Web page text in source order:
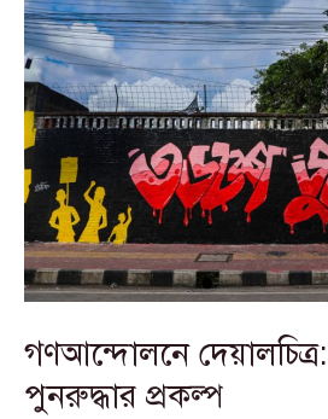
গণআন্দোলনে
পুনরুদ্ধার প্রকল্প
গণআন্দোলনে
দেয়ালচিত্র:
গণপরিসরের
পুনরুদ্ধার প্রকল্প